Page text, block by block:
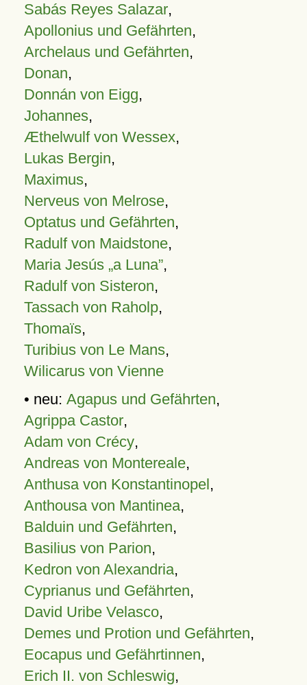
Sabás Reyes Salazar,
Apollonius und Gefährten,
Archelaus und Gefährten,
Donan,
Donnán von Eigg,
Johannes,
Æthelwulf von Wessex,
Lukas Bergin,
Maximus,
Nerveus von Melrose,
Optatus und Gefährten,
Radulf von Maidstone,
Maria Jesús „a Luna”,
Radulf von Sisteron,
Tassach von Raholp,
Thomaïs,
Turibius von Le Mans,
Wilicarus von Vienne
• neu: Agapus und Gefährten,
Agrippa Castor,
Adam von Crécy,
Andreas von Montereale,
Anthusa von Konstantinopel,
Anthousa von Mantinea,
Balduin und Gefährten,
Basilius von Parion,
Kedron von Alexandria,
Cyprianus und Gefährten,
David Uribe Velasco,
Demes und Protion und Gefährten,
Eocapus und Gefährtinnen,
Erich II. von Schleswig,